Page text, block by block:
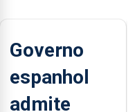
Governo
espanhol
admite